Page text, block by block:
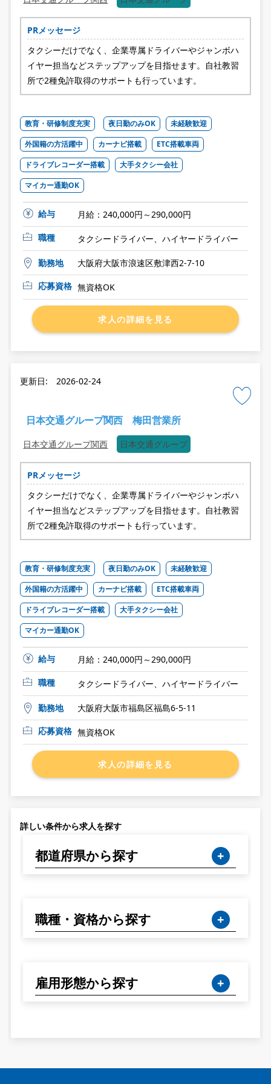
PRメッセージ
タクシーだけでなく、企業専属ドライバーやジャンボハ
イヤー担当などステップアップを目指せます。自社教習
所で2種免許取得のサポートも行っています。
教育・研修制度充実 夜日勤のみOK
未経験歓迎
外国籍の方活躍中
カーナビ搭載
ETC搭載車両
ドライブレコーダー搭載
大手タクシー会社
マイカー通勤OK
給与
月給：240,000円～290,000円
職種
タクシードライバー、ハイヤードライバー
勤務地
大阪府大阪市浪速区敷津西2-7-10
応募資格 無資格OK
求人の詳細を見る
更新日: 2026-02-24
日本交通グループ関西 梅田営業所
日本交通グループ関西 日本交通グループ
PRメッセージ
タクシーだけでなく、企業専属ドライバーやジャンボハ
イヤー担当などステップアップを目指せます。自社教習
所で2種免許取得のサポートも行っています。
教育・研修制度充実 夜日勤のみOK
未経験歓迎
外国籍の方活躍中
カーナビ搭載
ETC搭載車両
ドライブレコーダー搭載
大手タクシー会社
マイカー通勤OK
給与
月給：240,000円～290,000円
職種
タクシードライバー、ハイヤードライバー
勤務地
大阪府大阪市福島区福島6-5-11
応募資格 無資格OK
求人の詳細を見る
詳しい条件から求人を探す
都道府県から探す
職種・資格から探す
雇用形態から探す